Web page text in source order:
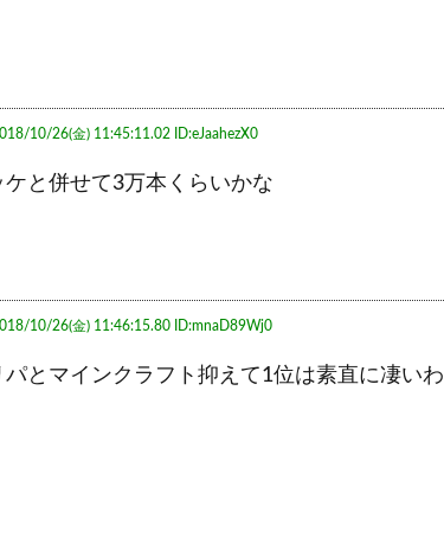
10/26(金) 11:45:11.02 ID:eJaahezX0
ケと併せて3万本くらいかな
10/26(金) 11:46:15.80 ID:mnaD89Wj0
パとマインクラフト抑えて1位は素直に凄いわ